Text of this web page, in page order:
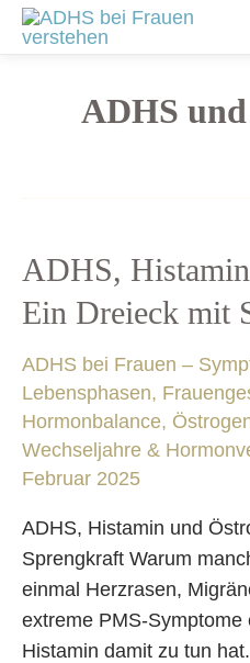
Zum
Inhalt
ADHS
ADHS,
Ein Dreieck mit
ADHS bei Frauen –
Lebensphasen,
Hormonbalance,
Wechseljahre &
Februar 2025
ADHS, Histamin und
Sprengkraft Warum
einmal Herzrasen,
extreme PMS-
Histamin damit zu tun
ADHS,
und
Östrogen:
Ein
Dreieck
mit
Sprengkraft